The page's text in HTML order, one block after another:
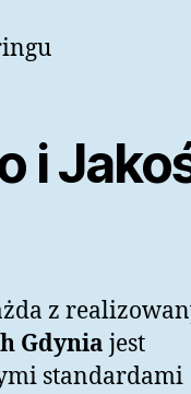
i
z
Gdynia jest
standardami